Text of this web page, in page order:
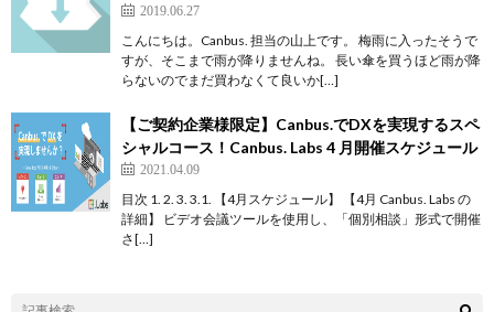
2019.06.27
こんにちは。Canbus. 担当の山上です。 梅雨に入ったそうで
すが、そこまで雨が降りませんね。 長い傘を買うほど雨が降
らないのでまだ買わなくて良いか[…]
【ご契約企業様限定】Canbus.でDXを実現するスペ
シャルコース！Canbus. Labs 4 月開催スケジュール
2021.04.09
目次 1. 2. 3. 3.1. 【4月スケジュール】 【4月 Canbus. Labs の
詳細】 ビデオ会議ツールを使用し、「個別相談」形式で開催
さ[…]